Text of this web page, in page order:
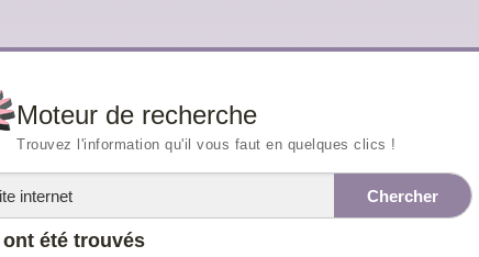
Moteur de recherche
Trouvez l'information qu'il vous faut en quelques clics !
Chercher
été trouvés